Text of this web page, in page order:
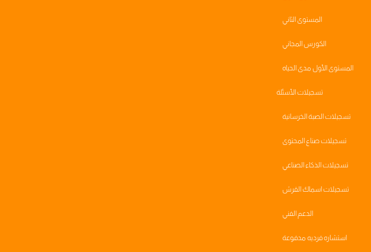
المستوى الثاني
الكورس المجاني
المستوى الأول مدى الحياه
تسجيلات الأسئلة
تسجيلات الصبة الخرسانية
تسجيلات صناع المحتوى
تسجيلات الذكاء الصناعي
تسجيلات اسماك القرش
الدعم الفني
استشاره فرديه مدفوعة